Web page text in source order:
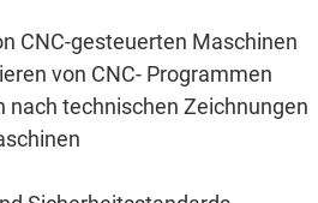
CNC-gesteuerten Maschinen
von CNC- Programmen
nach technischen Zeichnungen